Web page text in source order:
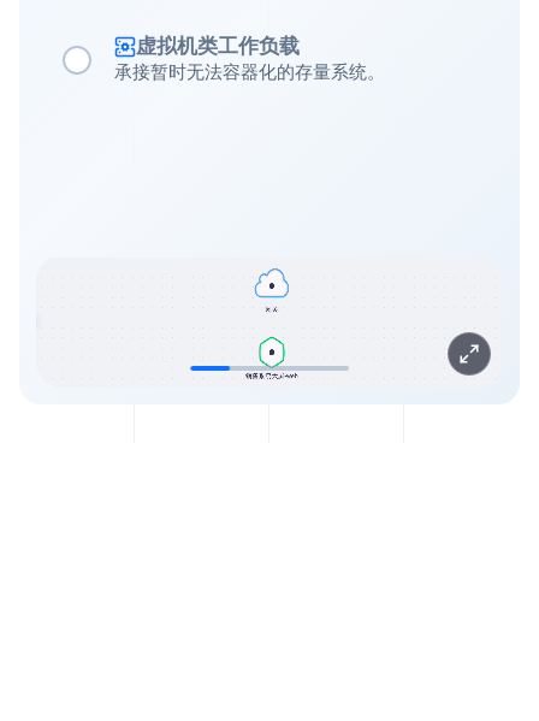
虚拟机类工作负载
承接暂时无法容器化的存量系统。